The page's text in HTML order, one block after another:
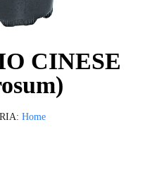
CINESE
Home